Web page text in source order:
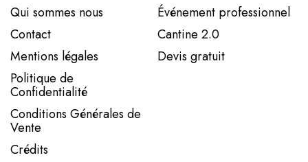
Qui sommes nous
Contact
Mentions légales
Politique de
Confidentialité
Conditions Générales de
Vente
Crédits
Événement professionnel
Cantine 2.0
Devis gratuit